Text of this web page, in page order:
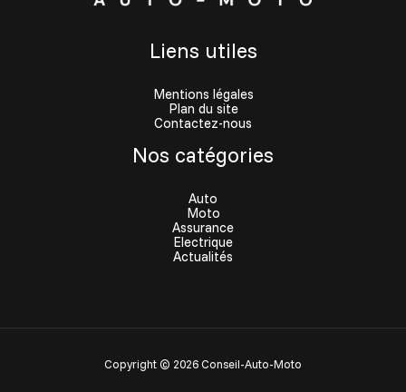
Liens utiles
Mentions légales
Plan du site
Contactez-nous
Nos catégories
Auto
Moto
Assurance
Electrique
Actualités
Copyright © 2026 Conseil-Auto-Moto